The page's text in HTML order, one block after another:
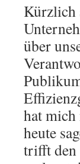
Kürzlich
über
hat mich
heute
trifft den